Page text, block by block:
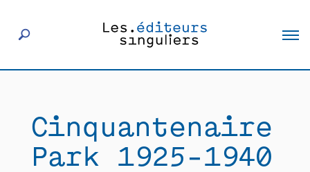
Éditeurs
Cinquantenaire
Park 1925-1940